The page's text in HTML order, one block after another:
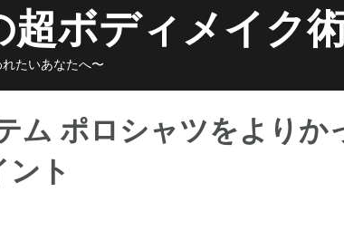
超ボディメイク
たいあなたへ〜
ム ポロシャツをよりか
ト